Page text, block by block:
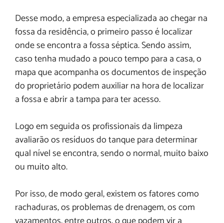
Desse modo, a empresa especializada ao chegar na
fossa da residência, o primeiro passo é localizar
onde se encontra a fossa séptica. Sendo assim,
caso tenha mudado a pouco tempo para a casa, o
mapa que acompanha os documentos de inspeção
do proprietário podem auxiliar na hora de localizar
a fossa e abrir a tampa para ter acesso.
Logo em seguida os profissionais da limpeza
avaliarão os resíduos do tanque para determinar
qual nível se encontra, sendo o normal, muito baixo
ou muito alto.
Por isso, de modo geral, existem os fatores como
rachaduras, os problemas de drenagem, os com